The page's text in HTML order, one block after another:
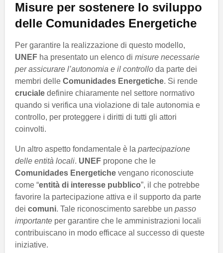
Misure per sostenere lo sviluppo
delle Comunidades Energetiche
Per garantire la realizzazione di questo modello,
UNEF ha presentato un elenco di misure necessarie
per assicurare l’autonomia e il controllo da parte dei
membri delle Comunidades Energetiche. Si rende
cruciale definire chiaramente nel settore normativo
quando si verifica una violazione di tale autonomia e
controllo, per proteggere i diritti di tutti gli attori
coinvolti.
Un altro aspetto fondamentale è la partecipazione
delle entità locali. UNEF propone che le
Comunidades Energetiche vengano riconosciute
come “entità di interesse pubblico”, il che potrebbe
favorire la partecipazione attiva e il supporto da parte
dei comuni. Tale riconoscimento sarebbe un passo
importante per garantire che le amministrazioni locali
contribuiscano in modo efficace al successo di queste
iniziative.